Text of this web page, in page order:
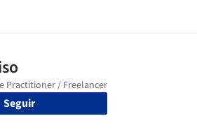
Seguir